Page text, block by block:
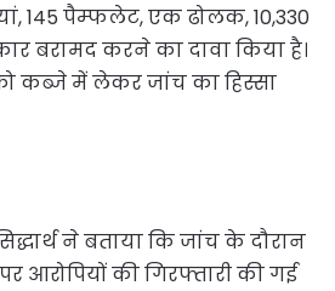
145 पैम्फलेट, एक ढोलक, 10,330
बरामद करने का दावा किया है।
कब्जे में लेकर जांच का हिस्सा
ने बताया कि जांच के दौरान
आरोपियों की गिरफ्तारी की गई